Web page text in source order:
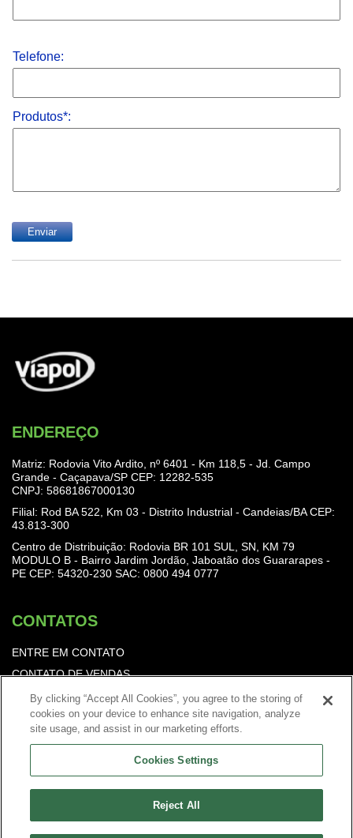
Telefone:
Produtos*:
ENDEREÇO
Matriz: Rodovia Vito Ardito, nº 6401 - Km 118,5 - Jd. Campo
Grande - Caçapava/SP CEP: 12282-535
CNPJ: 58681867000130
Filial: Rod BA 522, Km 03 - Distrito Industrial - Candeias/BA CEP:
43.813-300
Centro de Distribuição: Rodovia BR 101 SUL, SN, KM 79
MODULO B - Bairro Jardim Jordão, Jaboatão dos Guararapes -
PE CEP: 54320-230 SAC: 0800 494 0777
CONTATOS
ENTRE EM CONTATO
CONTATO DE VENDAS
TRABALHE CONOSCO
Política de Privacidade
By clicking “Accept All Cookies”, you agree to the storing of
cookies on your device to enhance site navigation, analyze
site usage, and assist in our marketing efforts.
Cookies Settings
Reject All